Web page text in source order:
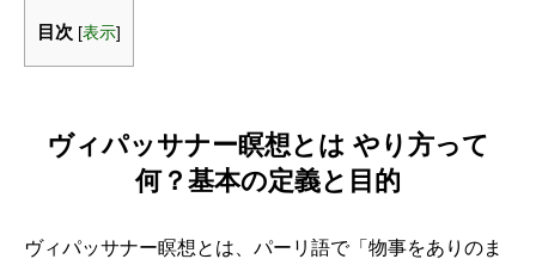
目次 [表示]
ヴィパッサナー瞑想とは やり方って
何？基本の定義と目的
ヴィパッサナー瞑想とは、パーリ語で「物事をありのま